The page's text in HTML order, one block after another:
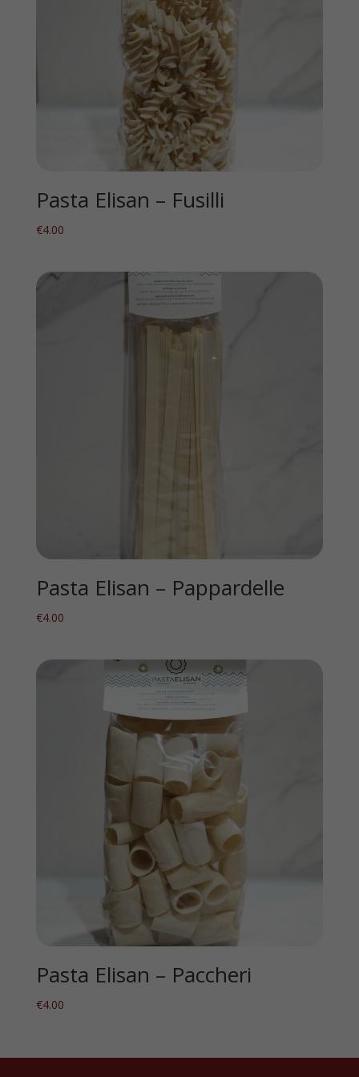
Pasta Elisan – Fusilli
€4.00
Pasta Elisan – Pappardelle
€4.00
Pasta Elisan – Paccheri
€4.00